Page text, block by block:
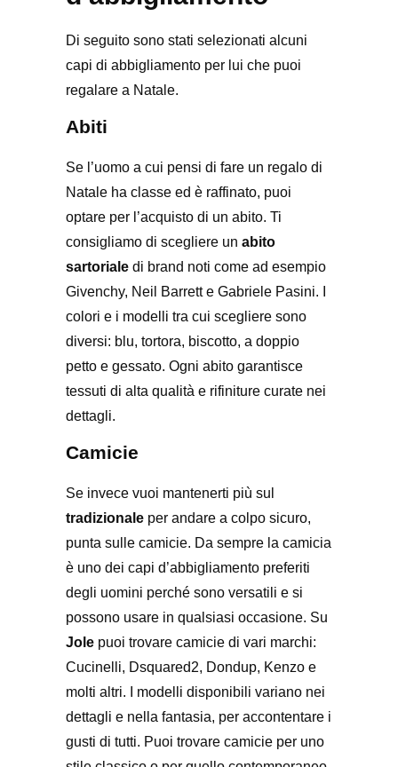
Di seguito sono stati selezionati alcuni
capi di abbigliamento per lui che puoi
regalare a Natale.
Abiti
Se l’uomo a cui pensi di fare un regalo di
Natale ha classe ed è raffinato, puoi
optare per l’acquisto di un abito. Ti
consigliamo di scegliere un abito
sartoriale di brand noti come ad esempio
Givenchy, Neil Barrett e Gabriele Pasini. I
colori e i modelli tra cui scegliere sono
diversi: blu, tortora, biscotto, a doppio
petto e gessato. Ogni abito garantisce
tessuti di alta qualità e rifiniture curate nei
dettagli.
Camicie
Se invece vuoi mantenerti più sul
tradizionale per andare a colpo sicuro,
punta sulle camicie. Da sempre la camicia
è uno dei capi d’abbigliamento preferiti
degli uomini perché sono versatili e si
possono usare in qualsiasi occasione. Su
Jole puoi trovare camicie di vari marchi:
Cucinelli, Dsquared2, Dondup, Kenzo e
molti altri. I modelli disponibili variano nei
dettagli e nella fantasia, per accontentare i
gusti di tutti. Puoi trovare camicie per uno